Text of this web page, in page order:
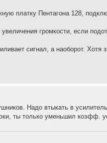
платку Пентагона 128,
громкости, если
сигнал, а наоборот. Хотя
Надо втыкать в
ты только уменьшил коэфф.